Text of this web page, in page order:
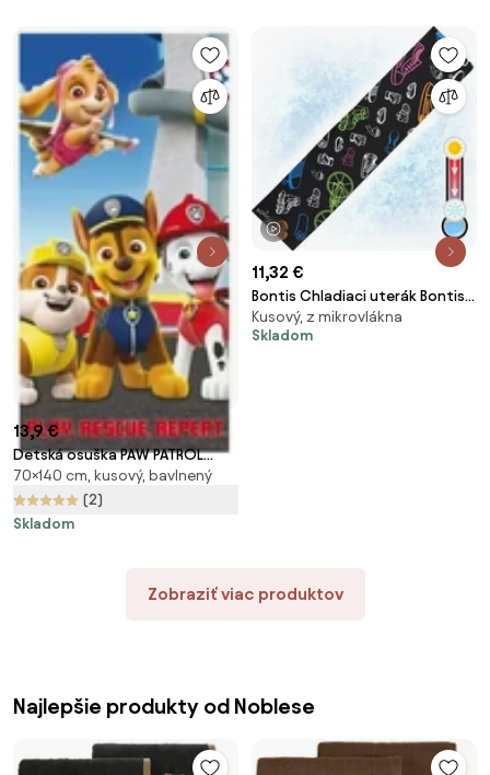
13,9 €
Detská osuška PAW PATROL
modrá 70X140cm Faro
70×140 cm, kusový, bavlnený
(2)
Skladom
1 video
11,32 €
Bontis Chladiaci uterák Bontis -
Sport
Kusový, z mikrovlákna
Skladom
Zobraziť viac produktov
Najlepšie produkty od Noblese